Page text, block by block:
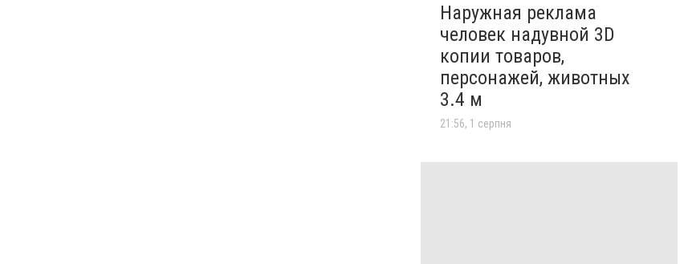
Наружная реклама
человек надувной 3D
копии товаров,
персонажей, животных
3.4 м
21:56, 1 серпня